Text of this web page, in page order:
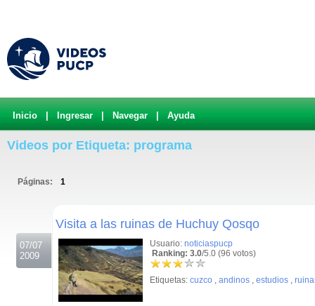
Inicio Ingresar Navegar Ayuda
Videos por Etiqueta: programa
Páginas: 1
07/07
2009
Visita a las ruinas de Huchuy Qosqo
Usuario: noticiaspucp
Ranking: 3.0/5.0 (96 votos)
Etiquetas: cuzco , andinos , estudios ,